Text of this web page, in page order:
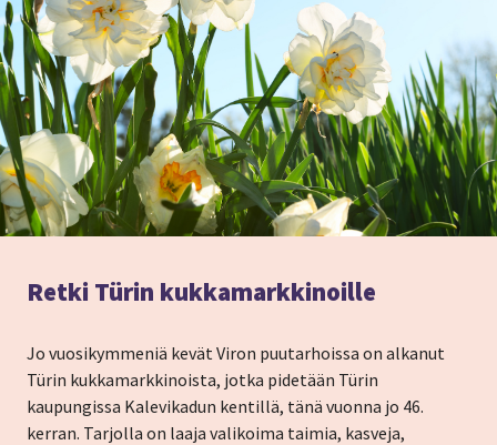
Retki Türin kukkamarkkinoille
Jo vuosikymmeniä kevät Viron puutarhoissa on alkanut
Türin kukkamarkkinoista, jotka pidetään Türin
kaupungissa Kalevikadun kentillä, tänä vuonna jo 46.
kerran. Tarjolla on laaja valikoima taimia, kasveja,